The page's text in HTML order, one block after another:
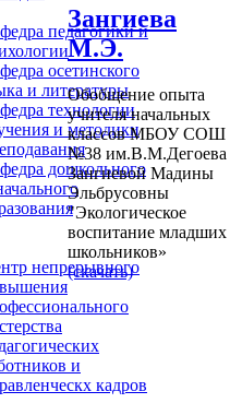
педагогики и
осетинского
и литературы
технологии
и методики
дошкольного
непрерывного
и
кадров
Зангиева
М.Э.
Обобщение опыта
учителя начальных
классов МБОУ СОШ
№38 им.В.М.Дегоева
Зангиевой Мадины
Эльбрусовны
"Экологическое
воспитание младших
школьников»
(скачать)